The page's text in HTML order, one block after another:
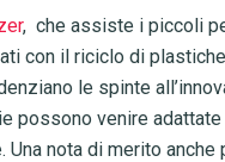
, che assiste i piccoli
con il riciclo di
le spinte
possono venire
Una nota di merito